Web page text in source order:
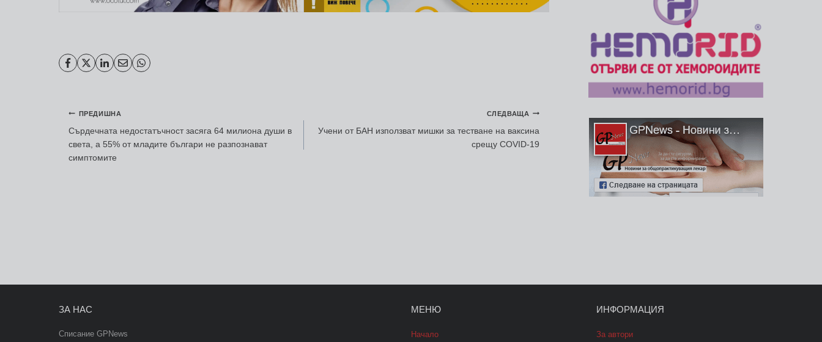
Навигация
ПРЕДИШНА
Сърдечната недостатъчност засяга 64 милиона души в
света, а 55% от младите българи не разпознават
симптомите
СЛЕДВАЩА
Учени от БАН използват мишки за тестване на ваксина
срещу COVID-19
ЗА НАС
Списание GPNews
МЕНЮ
Начало
ИНФОРМАЦИЯ
За автори